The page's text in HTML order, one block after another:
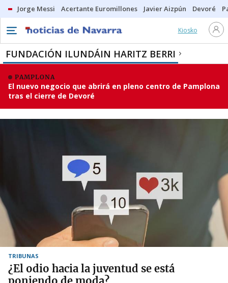
Jorge Messi Acertante Euromillones Javier Aizpún Devoré
Kiosko
FUNDACIÓN ILUNDÁIN HARITZ BERRI
PAMPLONA
El nuevo negocio que abrirá en pleno centro de Pamplona
tras el cierre de Devoré
TRIBUNAS
¿El odio hacia la juventud se está